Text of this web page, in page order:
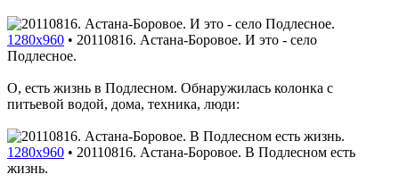
1280x960 • 20110816. Астана-Боровое. И это - село
Подлесное.
О, есть жизнь в Подлесном. Обнаружилась колонка с
питьевой водой, дома, техника, люди:
1280x960 • 20110816. Астана-Боровое. В Подлесном есть
жизнь.